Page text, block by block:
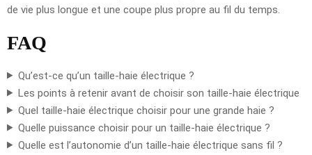
de vie plus longue et une coupe plus propre au fil du temps.
FAQ
Qu’est-ce qu’un taille-haie électrique ?
Les points à retenir avant de choisir son taille-haie électrique
Quel taille-haie électrique choisir pour une grande haie ?
Quelle puissance choisir pour un taille-haie électrique ?
Quelle est l’autonomie d’un taille-haie électrique sans fil ?